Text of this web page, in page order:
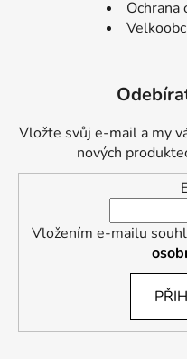
Ochrana
Vložte svůj e-mail a my
nových
Vložením e-mailu